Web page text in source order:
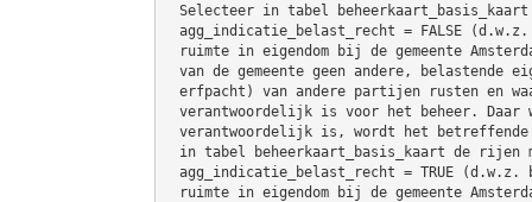
Selecteer in tabel
agg_indicatie_belast_recht = FALSE
ruimte in eigendom bij de gemeente
van de gemeente geen andere, belastende
erfpacht) van andere partijen rusten en
verantwoordelijk is voor het beheer. Daar
verantwoordelijk is, wordt het
in tabel beheerkaart_basis_kaart de rijen
agg_indicatie_belast_recht = TRUE
ruimte in eigendom bij de gemeente